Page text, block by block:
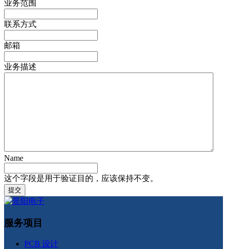
业务范围
联系方式
邮箱
业务描述
Name
这个字段是用于验证目的，应该保持不变。
服务项目
PCB 设计